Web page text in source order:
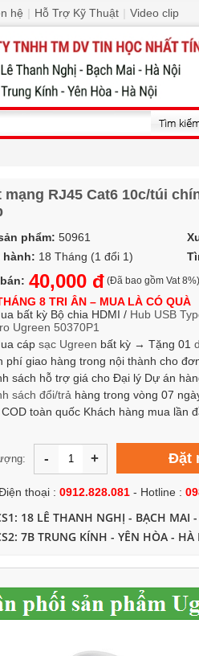
mạng RJ45 Cat6 10c/túi
phẩm: 50961
hành: 18 Tháng (1 đổi 1)
40,000 đ (Đã bao gồm Vat 8%)
8 TRI ÂN – MUA LÀ CÓ QUÀ
bất kỳ Bộ chia HDMI / Hub USB
Ugreen 50370P1
cáp sạc Ugreen bất kỳ → Tặng 01
phí giao hàng trong nội thành cho
sách hỗ trợ giá cho Đại lý Dự án
sách đổi/trả hàng trong vòng 07
toàn quốc Khách hàng mua lần
- + Đặt
thoại : 0912.828.081 - Hotline :
18 LÊ THANH NGHỊ - BẠCH MAI
7B TRUNG KÍNH - YÊN HÒA - HÀ
hệ Hỗ Trợ Kỹ Thuật Video clip